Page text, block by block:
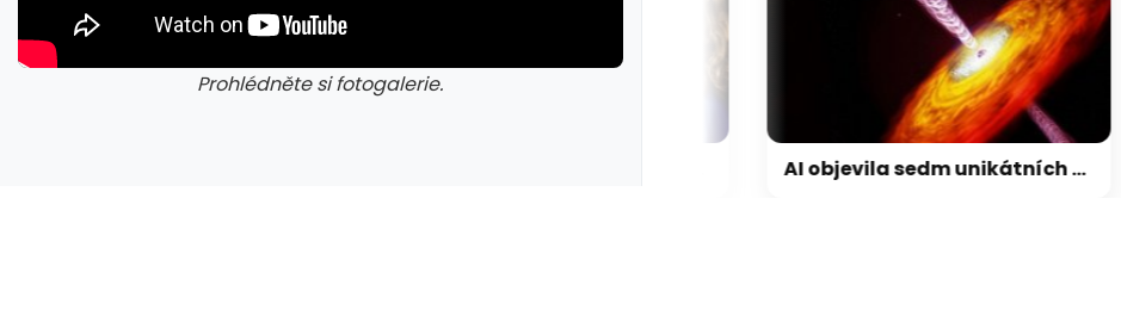
Prohlédněte si fotogalerie.
galerie: cviky
AI objevila sedm unikátních vesmírných těles, která mohou vyřešit dlouhou záhadu